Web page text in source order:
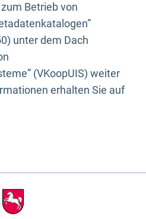
Betrieb von
unter dem Dach
(VKoopUIS) weiter
erhalten Sie auf